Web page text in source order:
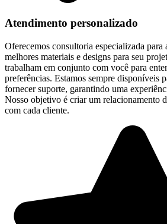
Atendimento personalizado
Oferecemos consultoria especializada para
melhores materiais e designs para seu
trabalham em conjunto com você para
preferências. Estamos sempre disponíveis
fornecer suporte, garantindo uma
Nosso objetivo é criar um relacionamento
com cada cliente.